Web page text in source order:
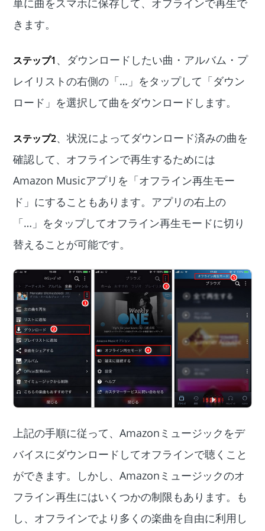
単に曲をスマホに保存して、オフラインで再生で
きます。
ステップ1、ダウンロードしたい曲・アルバム・プ
レイリストの右側の「…」をタップして「ダウン
ロード」を選択して曲をダウンロードします。
ステップ2、状況によってダウンロード済みの曲を
確認して、オフラインで再生するためには
Amazon Musicアプリを「オフライン再生モー
ド」にすることもあります。アプリの右上の
「…」をタップしてオフライン再生モードに切り
替えることが可能です。
上記の手順に従って、Amazonミュージックをデ
バイスにダウンロードしてオフラインで聴くこと
ができます。しかし、Amazonミュージックのオ
フライン再生にはいくつかの制限もあります。も
し、オフラインでより多くの楽曲を自由に利用し